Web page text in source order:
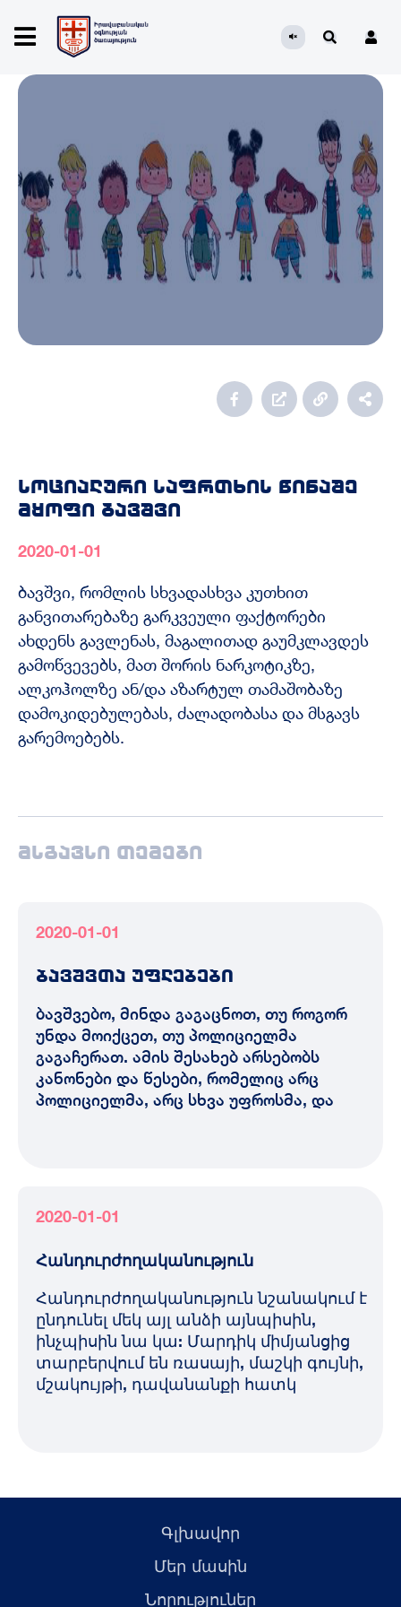
სოციალური საფრთხის წინაშე
მყოფი ბავშვი
2020-01-01
ბავშვი, რომლის სხვადასხვა კუთხით
განვითარებაზე გარკვეული ფაქტორები
ახდენს გავლენას, მაგალითად გაუმკლავდეს
გამოწვევებს, მათ შორის ნარკოტიკზე,
ალკოჰოლზე ან/და აზარტულ თამაშობაზე
დამოკიდებულებას, ძალადობასა და მსგავს
გარემოებებს.
მსგავსი თემები
2020-01-01
ბავშვთა უფლებები
ბავშვებო, მინდა გაგაცნოთ, თუ როგორ
უნდა მოიქცეთ, თუ პოლიციელმა
გაგაჩერათ. ამის შესახებ არსებობს
კანონები და წესები, რომელიც არც
პოლიციელმა, არც სხვა უფროსმა, და
2020-01-01
Հանդուրժողականություն
Հանդուրժողականություն նշանակում է
ընդունել մեկ այլ անձի այնպիսին,
ինչպիսին նա կա: Մարդիկ միմյանցից
տարբերվում են ռասայի, մաշկի գույնի,
մշակույթի, դավանանքի հատկ
Գլխավոր
Մեր մասին
Նորություներ